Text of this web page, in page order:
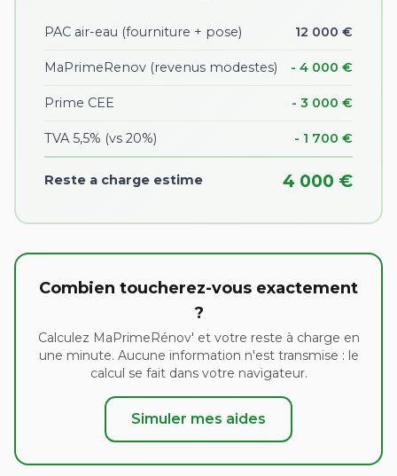
PAC air-eau (fourniture + pose) 12 000 €
MaPrimeRenov (revenus modestes) - 4 000 €
Prime CEE - 3 000 €
TVA 5,5% (vs 20%) - 1 700 €
Reste a charge estime 4 000 €
Combien toucherez-vous exactement
?
Calculez MaPrimeRénov' et votre reste à charge en
une minute. Aucune information n'est transmise : le
calcul se fait dans votre navigateur.
Simuler mes aides